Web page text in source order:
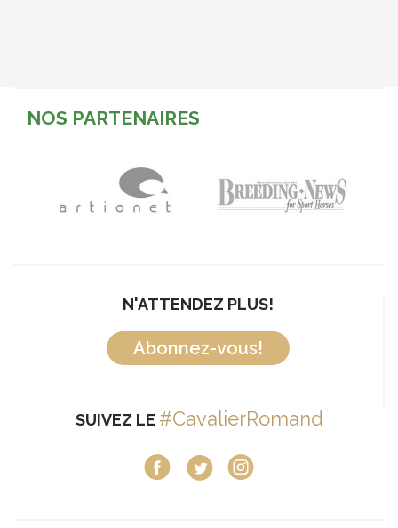
NOS PARTENAIRES
N'ATTENDEZ PLUS!
Abonnez-vous!
SUIVEZ LE #CavalierRomand